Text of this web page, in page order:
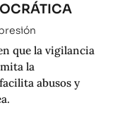
que la vigilancia
la
abusos y